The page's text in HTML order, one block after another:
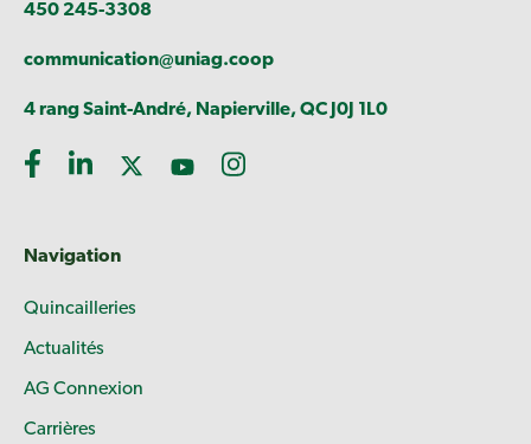
450 245-3308
communication@uniag.coop
4 rang Saint-André, Napierville, QC J0J 1L0
Navigation
Quincailleries
Actualités
AG Connexion
Carrières